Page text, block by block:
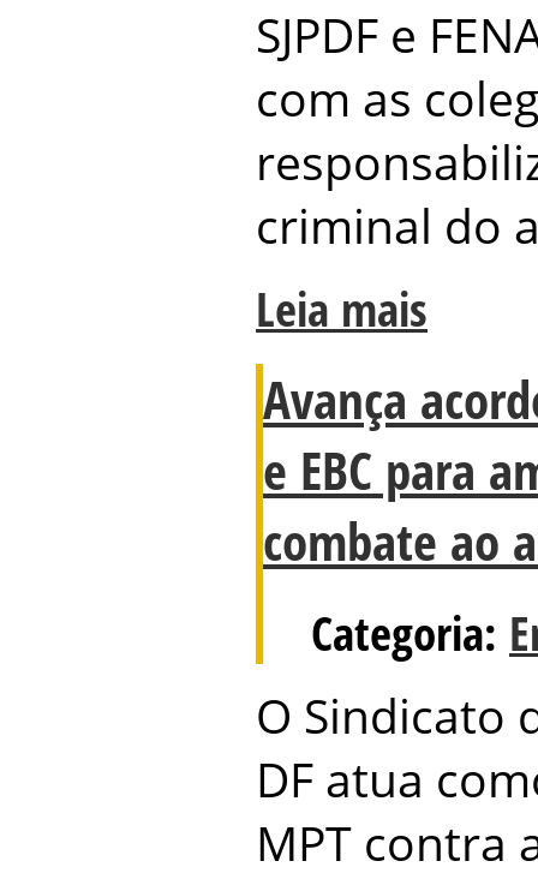
SJPDF e
com as
criminal do
Leia mais
Avança
e EBC para
combate ao
Categoria:
O Sindicato
DF atua
MPT contra